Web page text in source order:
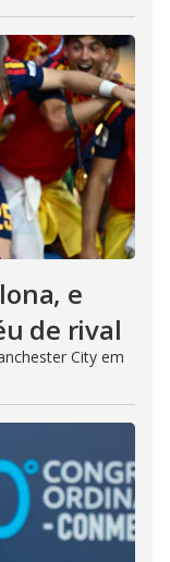
e
de rival
City em